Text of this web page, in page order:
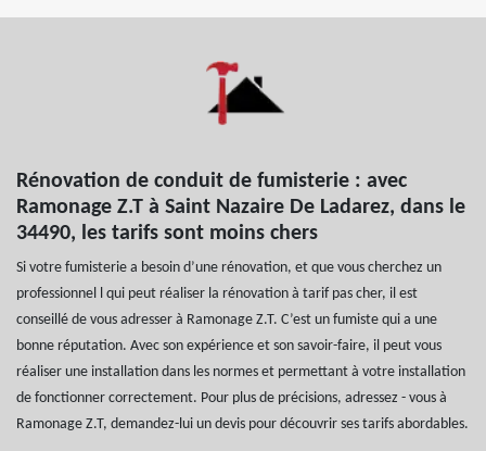
Rénovation de conduit de fumisterie : avec
Ramonage Z.T à Saint Nazaire De Ladarez, dans le
34490, les tarifs sont moins chers
Si votre fumisterie a besoin d’une rénovation, et que vous cherchez un
professionnel l qui peut réaliser la rénovation à tarif pas cher, il est
conseillé de vous adresser à Ramonage Z.T. C’est un fumiste qui a une
bonne réputation. Avec son expérience et son savoir-faire, il peut vous
réaliser une installation dans les normes et permettant à votre installation
de fonctionner correctement. Pour plus de précisions, adressez - vous à
Ramonage Z.T, demandez-lui un devis pour découvrir ses tarifs abordables.